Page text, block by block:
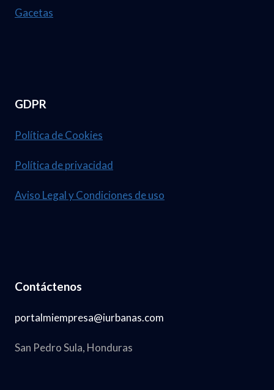
Gacetas
GDPR
Política de Cookies
Política de privacidad
Aviso Legal y Condiciones de uso
Contáctenos
portalmiempresa@iurbanas.com
San Pedro Sula, Honduras